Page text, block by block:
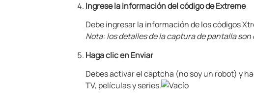
Ingrese la información del código de Extreme
Debe ingresar la información de los códigos
Nota: los detalles de la captura de pantalla
Haga clic en Enviar
Debes activar el captcha (no soy un robot) y
TV, películas y series.